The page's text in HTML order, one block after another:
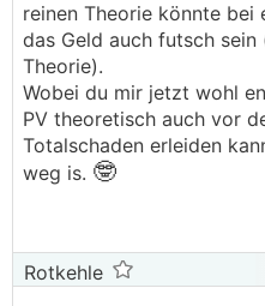
reinen Theorie könnte bei
das Geld auch futsch
Theorie).
Wobei du mir jetzt wohl
PV theoretisch auch vor
Totalschaden erleiden
weg is. 🤓
Rotkehle